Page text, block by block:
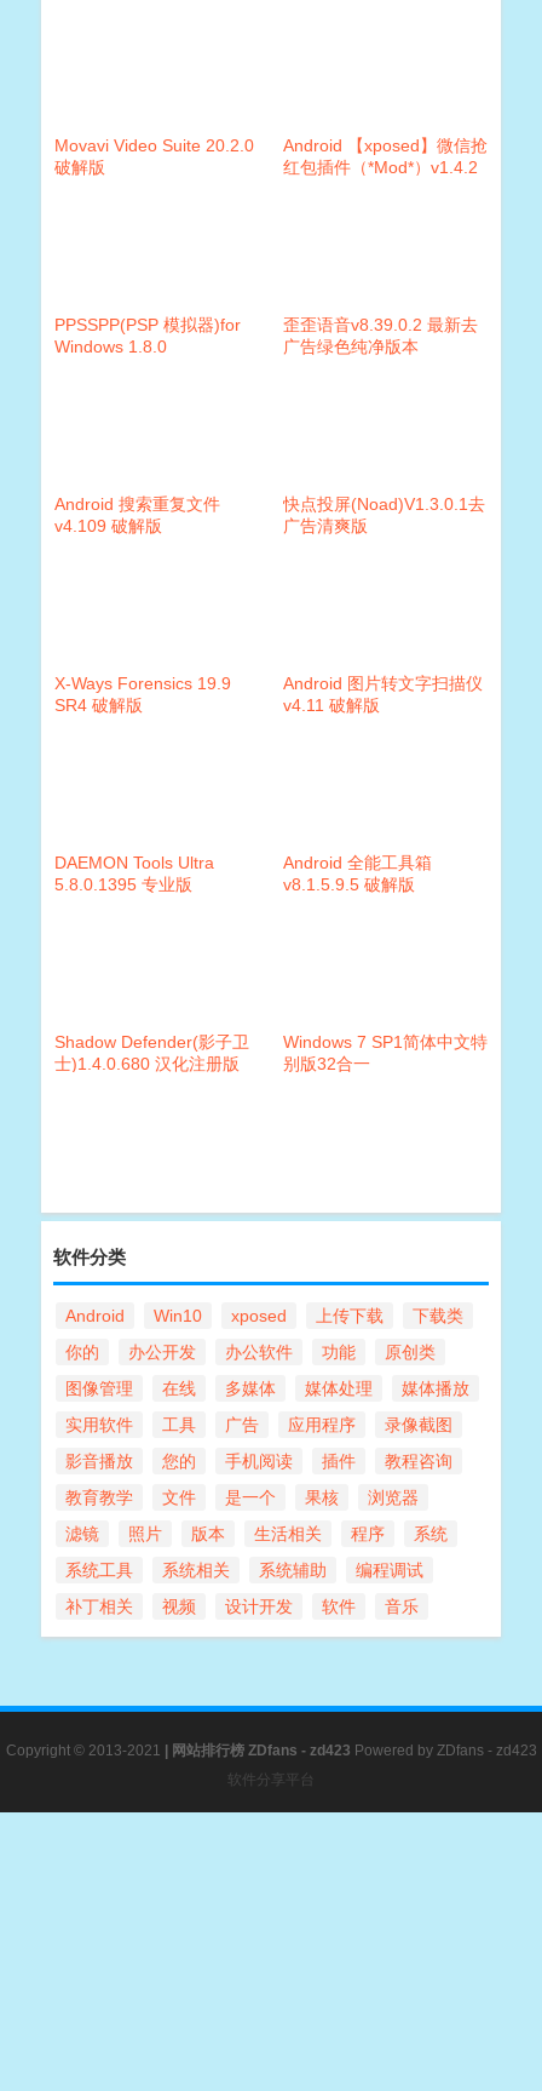
Movavi Video Suite 20.2.0
破解版
Android 【xposed】微信抢
红包插件（*Mod*）v1.4.2
PPSSPP(PSP 模拟器)for
Windows 1.8.0
歪歪语音v8.39.0.2 最新去
广告绿色纯净版本
Android 搜索重复文件
v4.109 破解版
快点投屏(Noad)V1.3.0.1去
广告清爽版
X-Ways Forensics 19.9
SR4 破解版
Android 图片转文字扫描仪
v4.11 破解版
DAEMON Tools Ultra
5.8.0.1395 专业版
Android 全能工具箱
v8.1.5.9.5 破解版
Shadow Defender(影子卫
士)1.4.0.680 汉化注册版
Windows 7 SP1简体中文特
别版32合一
软件分类
Android Win10 xposed 上传下载
下载类
你的
办公开发 办公软件 功能
原创类
图像管理
在线 多媒体 媒体处理
媒体播放
实用软件
工具 广告 应用程序
录像截图
影音播放
您的 手机阅读 插件
教程咨询
教育教学
文件 是一个 果核
浏览器
滤镜
照片 版本 生活相关 程序
系统
系统工具
系统相关 系统辅助
编程调试
补丁相关
视频 设计开发 软件 音乐
Copyright © 2013-2021 网站排行榜ZDfans - zd423 Powered by ZDfans - zd423
软件分享平台